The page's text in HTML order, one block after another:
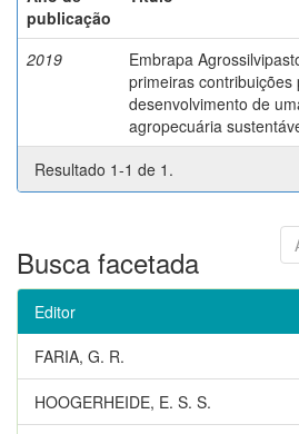
publicação
2019
Embrapa
primeiras contribuições
desenvolvimento de
agropecuária
Resultado 1-1 de 1.
Busca facetada
Editor
FARIA, G. R.
HOOGERHEIDE, E. S. S.